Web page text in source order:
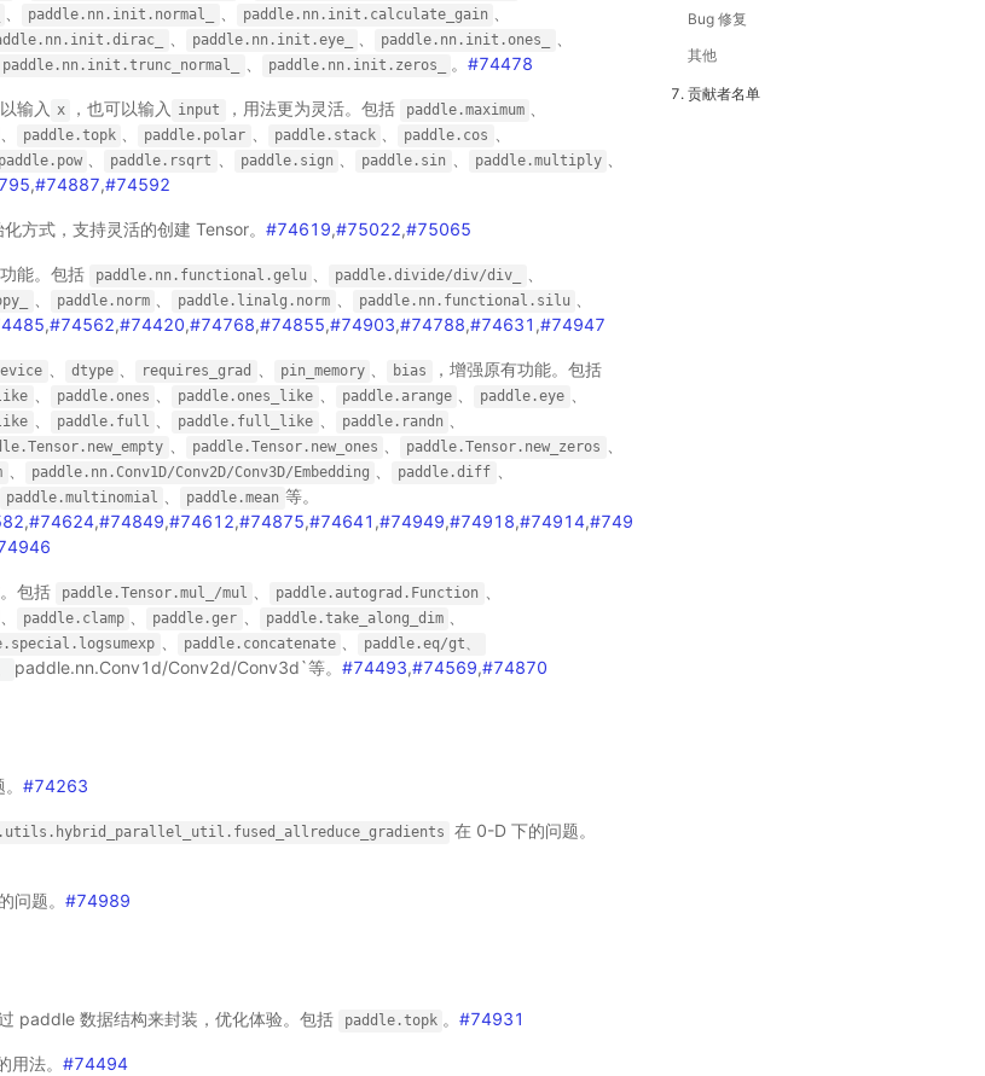
Bug 修复
其他
7. 贡献者名单
paddle.nn.init.normal_ paddle.nn.init.calculate_gain
paddle.nn.init.eye_ paddle.nn.init.ones_
paddle.nn.init.trunc_normal_ paddle.nn.init.zeros_ 。#74478
输入 x ，也可以输入 input ，用法更为灵活。包括 paddle.maximum
paddle.topk paddle.polar paddle.stack paddle.cos
paddle.pow paddle.rsqrt paddle.sign paddle.sin paddle.multiply
,#74887,#74592
方式，支持灵活的创建 Tensor。#74619,#75022,#75065
能。包括 paddle.nn.functional.gelu paddle.divide/div/div_
paddle.norm paddle.linalg.norm paddle.nn.functional.silu
,#74562,#74420,#74768,#74855,#74903,#74788,#74631 ,#74947
dtype requires_grad pin_memory bias ，增强原有功能。包括
paddle.ones paddle.ones_like paddle.arange paddle.eye
paddle.full paddle.full_like paddle.randn
paddle.Tensor.new_ones paddle.Tensor.new_zeros
paddle.nn.Conv1D/Conv2D/Conv3D/Embedding paddle.diff
paddle.multinomial paddle.mean 等。
,#74624,#74849,#74612,#74875,#74641 ,#74949,#74918,#74914,#749
包括 paddle.Tensor.mul_/mul paddle.autograd.Function
paddle.clamp paddle.ger paddle.take_along_dim
paddle.concatenate paddle.eq/gt、
paddle.nn.Conv1d/Conv2d/Conv3d`等。#74493,#74569,#74870
。#74263
在 0-D 下的问题。
问题。#74989
paddle 数据结构来封装，优化体验。包括 paddle.topk 。#74931
法。 #74494